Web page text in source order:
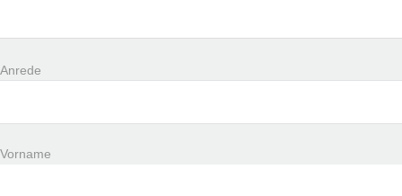
Anrede
Vorname